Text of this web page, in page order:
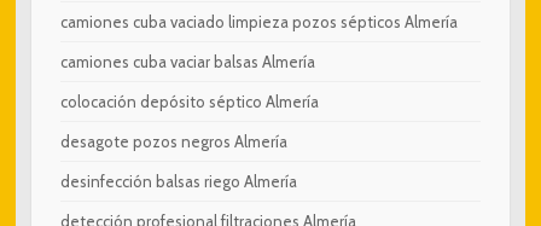
camiones cuba vaciado limpieza pozos sépticos Almería
camiones cuba vaciar balsas Almería
colocación depósito séptico Almería
desagote pozos negros Almería
desinfección balsas riego Almería
detección profesional filtraciones Almería